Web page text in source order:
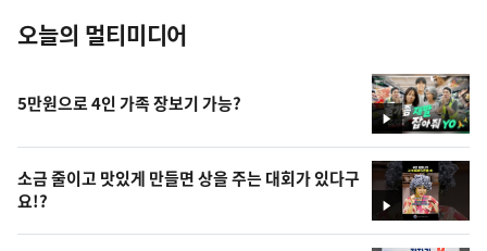
오늘의 멀티미디어
영
상
5만원으로 4인 가족 장보기 가능?
영
상
소금 줄이고 맛있게 만들면 상을 주는 대회가 있다구
요!?